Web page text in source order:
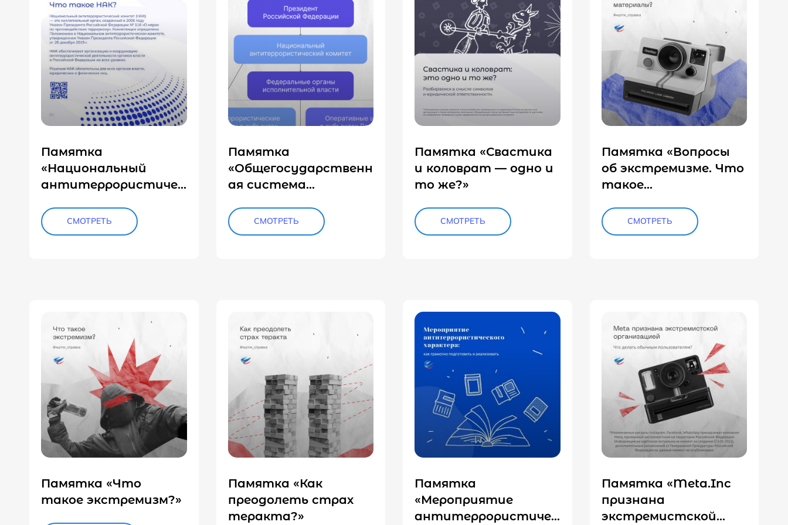
Памятка
«Национальный
антитеррористичес
СМОТРЕТЬ
Памятка
«Общегосударственн
ая система
терроризму»
СМОТРЕТЬ
Памятка «Свастика
и коловрат — одно и
то же?»
СМОТРЕТЬ
Памятка «Вопросы
об экстремизме. Что
такое
материалы?»
СМОТРЕТЬ
Памятка «Что
такое экстремизм?»
Памятка «Как
преодолеть страх
теракта?»
Памятка
«Мероприятие
антитеррористичес
Памятка «Meta.Inc
признана
экстремистской